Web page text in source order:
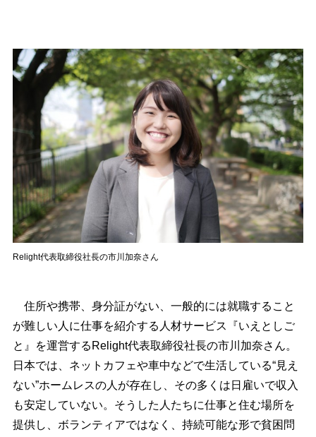
Relight代表取締役社長の市川加奈さん
住所や携帯、身分証がない、一般的には就職すること
が難しい人に仕事を紹介する人材サービス『いえとしご
と』を運営するRelight代表取締役社長の市川加奈さん。
日本では、ネットカフェや車中などで生活している“見え
ない”ホームレスの人が存在し、その多くは日雇いで収入
も安定していない。そうした人たちに仕事と住む場所を
提供し、ボランティアではなく、持続可能な形で貧困問